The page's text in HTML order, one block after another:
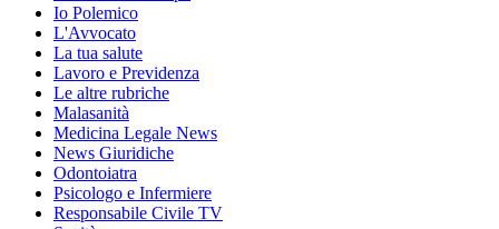
Io Polemico
L'Avvocato
La tua salute
Lavoro e Previdenza
Le altre rubriche
Malasanità
Medicina Legale News
News Giuridiche
Odontoiatra
Psicologo e Infermiere
Responsabile Civile TV